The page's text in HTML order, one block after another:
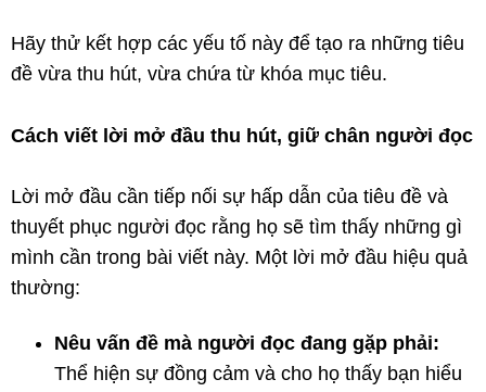
Hãy thử kết hợp các yếu tố này để tạo ra những tiêu
đề vừa thu hút, vừa chứa từ khóa mục tiêu.
Cách viết lời mở đầu thu hút, giữ chân người đọc
Lời mở đầu cần tiếp nối sự hấp dẫn của tiêu đề và
thuyết phục người đọc rằng họ sẽ tìm thấy những gì
mình cần trong bài viết này. Một lời mở đầu hiệu quả
thường:
Nêu vấn đề mà người đọc đang gặp phải:
Thể hiện sự đồng cảm và cho họ thấy bạn hiểu